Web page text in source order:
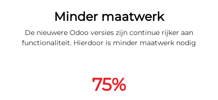
Minder maatwerk
De nieuwere Odoo versies zijn continue rijker aan
functionaliteit. Hierdoor is minder maatwerk nodig
75%